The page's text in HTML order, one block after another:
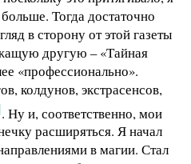
Тогда достаточно
в сторону от этой газеты
другую – «Тайная
«профессионально».
колдунов, экстрасенсов,
. Ну и, соответственно, мои
расширяться. Я начал
в магии. Стал